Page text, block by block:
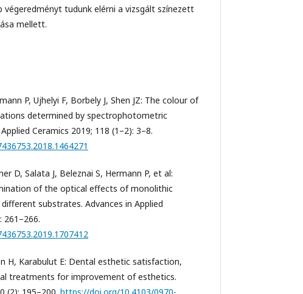
végeredményt tudunk elérni a vizsgált színezett
mellett.
P, Ujhelyi F, Borbely J, Shen JZ: The colour of
determined by spectrophotometric
Ceramics 2019; 118 (1–2): 3–8.
D, Salata J, Beleznai S, Hermann P, et al:
of the optical effects of monolithic
substrates. Advances in Applied
261–266.
H, Karabulut E: Dental esthetic satisfaction,
treatments for improvement of esthetics.
(2): 195–200. https://doi.org/10.4103/0970-